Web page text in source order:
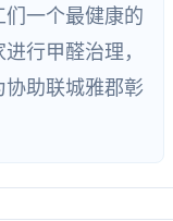
一个最健康的
行甲醛治理，
协助联城雅郡彰